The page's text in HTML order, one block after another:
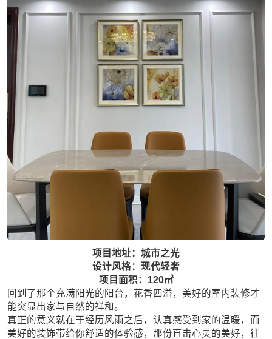
项目地址：城市之光
设计风格：现代轻奢
项目面积：120㎡
回到了那个充满阳光的阳台，花香四溢，美好的室内装修才
能突显出家与自然的祥和。
真正的意义就在于经历风雨之后，认真感受到家的温暖，而
美好的装饰带给你舒适的体验感，那份直击心灵的美好，往